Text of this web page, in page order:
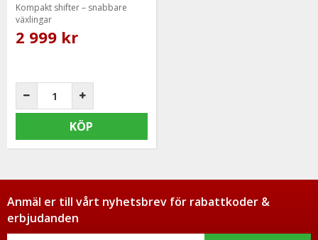
Kompakt shifter – snabbare
växlingar
2 999 kr
KÖP
Anmäl er till vårt nyhetsbrev för rabattkoder &
erbjudanden